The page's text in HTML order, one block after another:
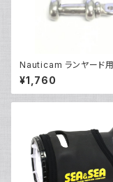
Nauticam ランヤード
ャックル [部品]
¥1,760